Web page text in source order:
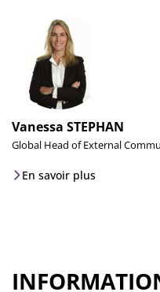
Vanessa STEPHAN
Global Head of External
En savoir plus